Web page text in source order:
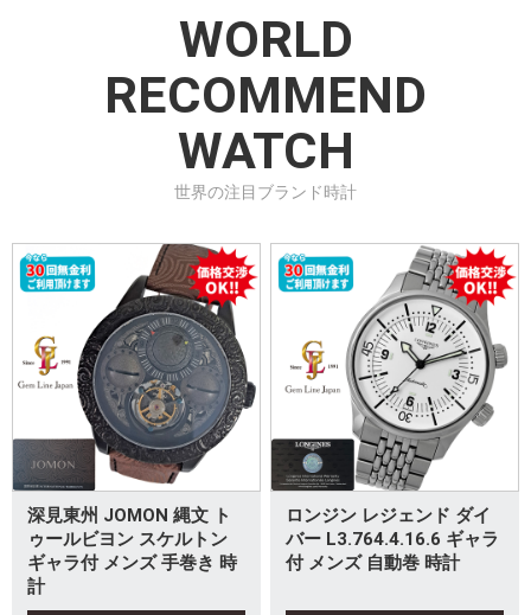
WORLD
RECOMMEND
WATCH
世界の注目ブランド時計
深見東州 JOMON 縄文 ト
ゥールビヨン スケルトン
ギャラ付 メンズ 手巻き 時
計
ロンジン レジェンド ダイ
バー L3.764.4.16.6 ギャラ
付 メンズ 自動巻 時計